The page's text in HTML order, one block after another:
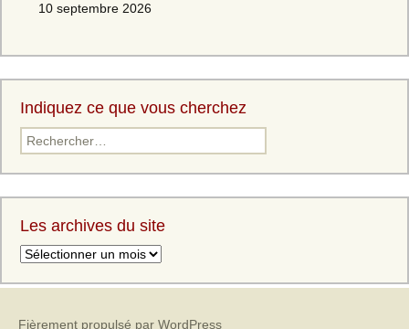
10 septembre 2026
Indiquez ce que vous cherchez
Les archives du site
Fièrement propulsé par WordPress